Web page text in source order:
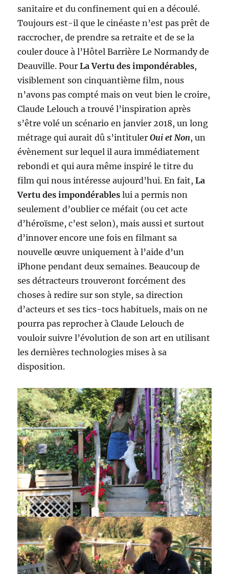
sanitaire et du confinement qui en a découlé.
Toujours est-il que le cinéaste n’est pas prêt de
raccrocher, de prendre sa retraite et de se la
couler douce à l’Hôtel Barrière Le Normandy de
Deauville. PourLa Vertu des impondérables,
visiblement son cinquantième film, nous
n’avons pas compté mais on veut bien le croire,
Claude Lelouch a trouvé l’inspiration après
s’être volé un scénario en janvier 2018, un long
métrage qui aurait dû s’intitulerOui et Non, un
évènement sur lequel il aura immédiatement
rebondi et qui aura même inspiré le titre du
film qui nous intéresse aujourd’hui. En fait,La
Vertu des impondérableslui a permis non
seulement d’oublier ce méfait (ou cet acte
d’héroïsme, c’est selon), mais aussi et surtout
d’innover encore une fois en filmant sa
nouvelle œuvre uniquement à l’aide d’un
iPhone pendant deux semaines. Beaucoup de
ses détracteurs trouveront forcément des
choses à redire sur son style, sa direction
d’acteurs et ses tics-tocs habituels, mais on ne
pourra pas reprocher à Claude Lelouch de
vouloir suivre l’évolution de son art en utilisant
les dernières technologies mises à sa
disposition.